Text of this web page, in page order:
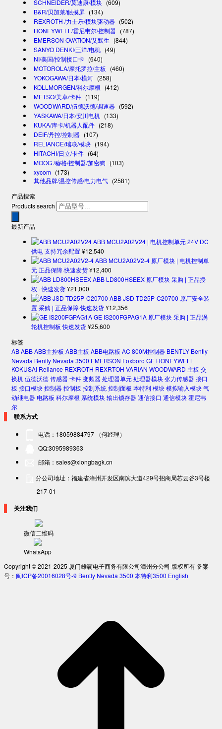
SCHNEIDER/莫迪康/模块 (609)
B&R/贝加莱/触摸屏 (134)
REXROTH /力士乐/模块驱动器 (502)
HONEYWELL/霍尼韦尔/控制器 (787)
EMERSON OVATION/艾默生 (844)
SANYO DENKI/三洋/电机 (49)
NI/美国/控制接口卡 (640)
MOTOROLA/摩托罗拉/主板 (460)
YOKOGAWA/日本/横河 (258)
KOLLMORGEN/科尔摩根 (412)
METSO/美卓/卡件 (119)
WOODWARD/伍德沃德/调速器 (592)
YASKAWA/日本/安川电机 (133)
KUKA/库卡/机器人配件 (218)
DEIF/丹控/控制器 (107)
RELIANCE/瑞联/模块 (194)
HITACHI/日立/卡件 (64)
MOOG /穆格/控制器/加密狗 (103)
xycom (173)
其他品牌/温控传感/电力电气 (2581)
产品搜索
Products search
最新产品
ABB MCU2A02V24 | 电机控制单元 24V DC
供电 支持冗余配置¥12,540
ABB MCU2A02V2-4 原厂模块 | 电机控制单
元 正品保障·快速发货¥12,400
ABB LD800HSEEX 原厂模块 采购 | 正品授
权 · 快速发货¥21,000
ABB JSD-TD25P-C20700 原厂安全装
置 采购 | 正品保障·快速发货¥12,356
GE IS200FGPAG1A 原厂模块 采购 | 正品涡
轮机控制板 快速发货¥25,600
标签
ABABBABB主控板 ABB主板 ABB电路板 AC 800M控制器 BENTLY Bently
Nevada Bently Nevada 3500 EMERSON Foxboro GE HONEYWELL
KOKUSAI Reliance REXROTH REXRTOH VARIAN WOODWARD 主板 交
换机伍德沃德传感器卡件变频器处理器单元处理器模块张力传感器接口
板 接口模块控制器控制板 控制系统控制面板 本特利模块模拟输入模块气
动继电器电路板 科尔摩根 系统模块输出锁存器通信接口 通信模块霍尼韦
尔
联系方式
电话：18059884797 （何经理）
QQ:3095989363
邮箱：sales@xiongbagk.cn
分公司地址：福建省漳州开发区南滨大道429号招商局芯云谷3号楼
217-01
关注我们
微信二维码
WhatsApp
Copyright © 2021-2025 厦门雄霸电子商务有限公司漳州分公司 版权所有 备案
号： 闽ICP备20016028号-9 Bently Nevada 3500 本特利3500 English